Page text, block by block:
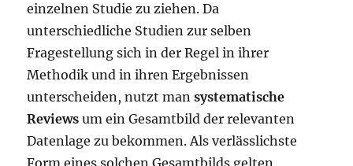
einzelnen Studie zu ziehen. Da
unterschiedliche Studien zur selben
Fragestellung sich in der Regel in ihrer
Methodik und in ihren Ergebnissen
unterscheiden, nutzt mansystematische
Reviews um ein Gesamtbild der relevanten
Datenlage zu bekommen. Als verlässlichste